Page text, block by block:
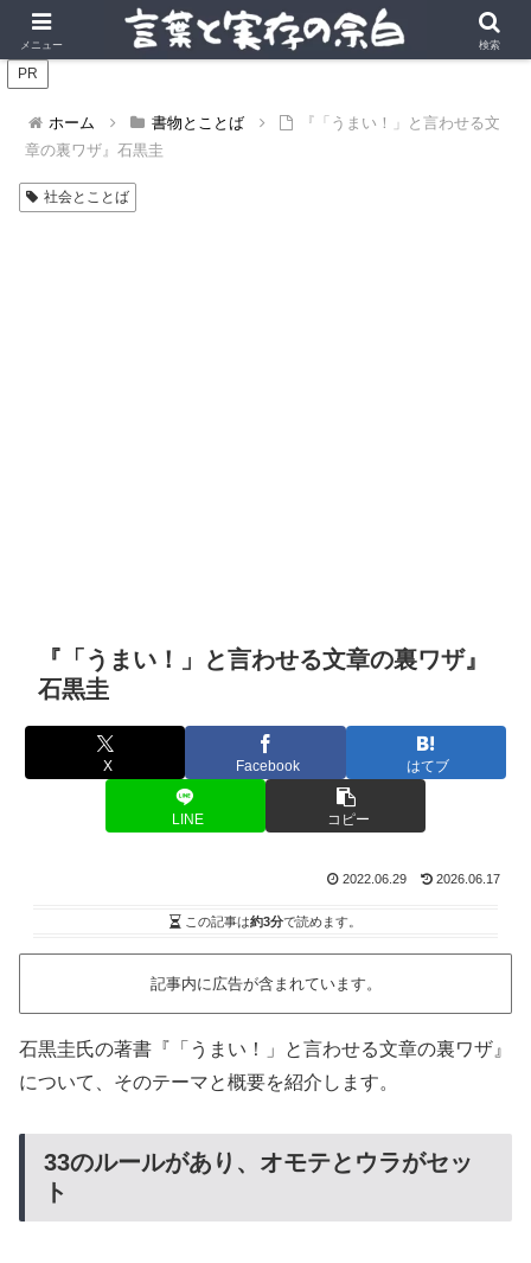
言葉の風景に、実存の深みを。
PR
ホーム 書物とことば
『「うまい！」と言わせる文
章の裏ワザ』石黒圭
社会とことば
『「うまい！」と言わせる文章の裏ワザ』
石黒圭
X Facebook はてブ
LINE コピー
2022.06.29 2026.06.17
この記事は約3分で読めます。
記事内に広告が含まれています。
石黒圭氏の著書『「うまい！」と言わせる文章の裏ワザ』
について、そのテーマと概要を紹介します。
33のルールがあり、オモテとウラがセッ
ト
メニュー 検索